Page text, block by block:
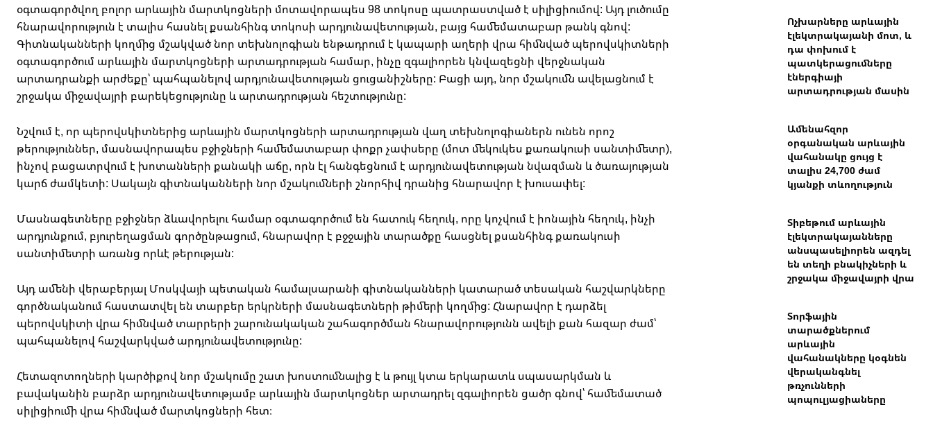
օգտագործվող բոլոր արևային մարտկոցների մոտավորապես 98 տոկոսը պատրաստված է սիլիցիումով: Այդ լուծումը
հնարավորություն է տալիս հասնել քսանհինգ տոկոսի արդյունավետության, բայց համեմատաբար թանկ գնով:
Գիտնականների կողմից մշակված նոր տեխնոլոգիան ենթադրում է կապարի աղերի վրա հիմնված պերովսկիտների
օգտագործում արևային մարտկոցների արտադրության համար, ինչը զգալիորեն կնվազեցնի վերջնական
արտադրանքի արժեքը՝ պահպանելով արդյունավետության ցուցանիշները: Բացի այդ, նոր մշակումն ավելացնում է
շրջակա միջավայրի բարեկեցությունը և արտադրության հեշտությունը:
Նշվում է, որ պերովսկիտներից արևային մարտկոցների արտադրության վաղ տեխնոլոգիաներն ունեն որոշ
թերություններ, մասնավորապես բջիջների համեմատաբար փոքր չափսերը (մոտ մեկուկես քառակուսի սանտիմետր),
ինչով բացատրվում է խոտանների քանակի աճը, որն էլ հանգեցնում է արդյունավետության նվազման և ծառայության
կարճ ժամկետի: Սակայն գիտնականների նոր մշակումների շնորհիվ դրանից հնարավոր է խուսափել:
Մասնագետները բջիջներ ձևավորելու համար օգտագործում են հատուկ հեղուկ, որը կոչվում է իոնային հեղուկ, ինչի
արդյունքում, բյուրեղացման գործընթացում, հնարավոր է բջջային տարածքը հասցնել քսանհինգ քառակուսի
սանտիմետրի առանց որևէ թերության:
Այդ ամենի վերաբերյալ Մոսկվայի պետական համալսարանի գիտնականների կատարած տեսական հաշվարկները
գործնականում հաստատվել են տարբեր երկրների մասնագետների թիմերի կողմից: Հնարավոր է դարձել
պերովսկիտի վրա հիմնված տարրերի շարունակական շահագործման հնարավորությունն ավելի քան հազար ժամ՝
պահպանելով հաշվարկված արդյունավետությունը:
Հետազոտողների կարծիքով նոր մշակումը շատ խոստումնալից է և թույլ կտա երկարատև սպասարկման և
բավականին բարձր արդյունավետությամբ արևային մարտկոցներ արտադրել զգալիորեն ցածր գնով՝ համեմատած
սիլիցիումի վրա հիմնված մարտկոցների հետ։
Ոչխարները արևային
էլեկտրակայանի մոտ, և
դա փոխում է
պատկերացումները
էներգիայի
արտադրության մասին
Ամենահզոր
օրգանական արևային
վահանակը ցույց է
տալիս 24,700 ժամ
կյանքի տևողություն
Տիբեթում արևային
էլեկտրակայանները
անսպասելիորեն ազդել
են տեղի բնակիչների և
շրջակա միջավայրի վրա
Տորֆային
տարածքներում
արևային
վահանակները կօգնեն
վերականգնել
թռչունների
պոպուլյացիաները